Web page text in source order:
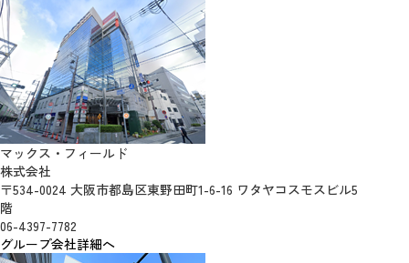
マックス・フィールド
株式会社
〒534-0024 大阪市都島区東野田町1-6-16 ワタヤコスモスビル5
階
06-4397-7782
グループ会社詳細へ